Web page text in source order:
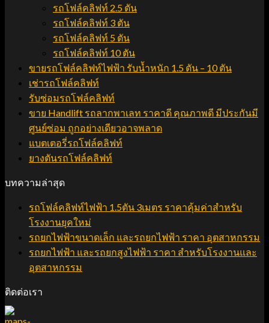
รถโฟล์คลิฟท์ 2.5 ตัน
รถโฟล์คลิฟท์ 3 ตัน
รถโฟล์คลิฟท์ 5 ตัน
รถโฟล์คลิฟท์ 10 ตัน
ขายรถโฟล์คลิฟท์ไฟฟ้า รับน้ำหนัก 1.5 ตัน – 10 ตัน
เช่ารถโฟล์คลิฟท์
รับซ่อมรถโฟล์คลิฟท์
ขาย Handlift รถลากพาเลท ราคาดี คุณภาพดี มีประกันมี
ศูนย์ซ่อม ถูกอย่างเดียวอาจพลาด
แบตเตอรี่รถโฟล์คลิฟท์
ยางตันรถโฟล์คลิฟท์
บทความล่าสุด
รถโฟล์คลิฟท์ไฟฟ้า 1.5ตัน 3เมตร ราคาคุ้มค่าสำหรับ
โรงงานยุคใหม่
รถยกไฟฟ้าขนาดเล็ก และรถยกไฟฟ้า ราคา อุตสาหกรรม
รถยกไฟฟ้า และรถยกสูงไฟฟ้า ราคา สำหรับโรงงานและ
อุตสาหกรรม
ติดต่อเรา